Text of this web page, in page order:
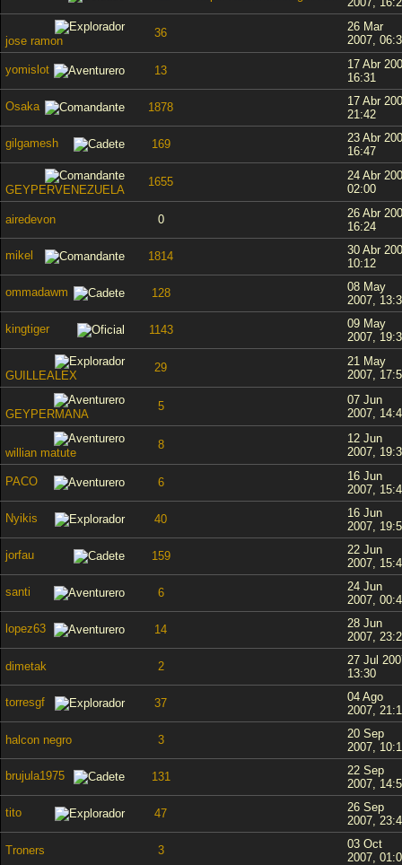
jose ramon
36
26 Mar
2007,
yomislot 13
17 Abr
16:31
Osaka 1878
17 Abr
21:42
gilgamesh 169
23 Abr
16:47
GEYPERVENEZUELA
1655
24 Abr
02:00
airedevon 0
26 Abr
16:24
mikel 1814
30 Abr
10:12
ommadawm 128
08 May
2007,
kingtiger 1143
09 May
2007,
GUILLEALEX
29
21 May
2007,
GEYPERMANA
5
07 Jun
2007,
willian matute
8
12 Jun
2007,
PACO 6
16 Jun
2007,
Nyikis 40
16 Jun
2007,
jorfau 159
22 Jun
2007,
santi 6
24 Jun
2007,
lopez63 14
28 Jun
2007,
dimetak 2
27 Jul
13:30
torresgf 37
04 Ago
2007,
halcon negro 3
20 Sep
2007,
brujula1975 131
22 Sep
2007,
tito 47
26 Sep
2007,
Troners 3
03 Oct
2007,